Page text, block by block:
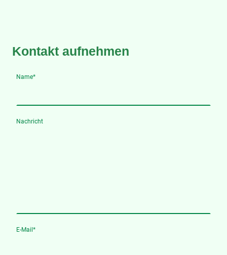
Kontakt aufnehmen
Name*
Nachricht
E-Mail *